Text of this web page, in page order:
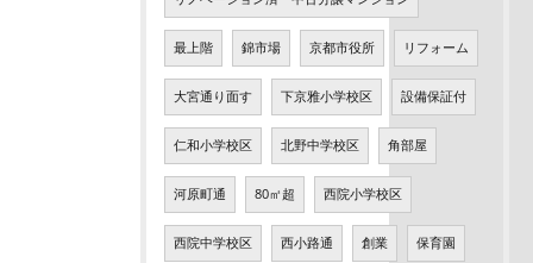
最上階 錦市場 京都市役所 リフォーム
大宮通り面す 下京雅小学校区 設備保証付
仁和小学校区 北野中学校区 角部屋
河原町通 80㎡超 西院小学校区
西院中学校区 西小路通 創業 保育園